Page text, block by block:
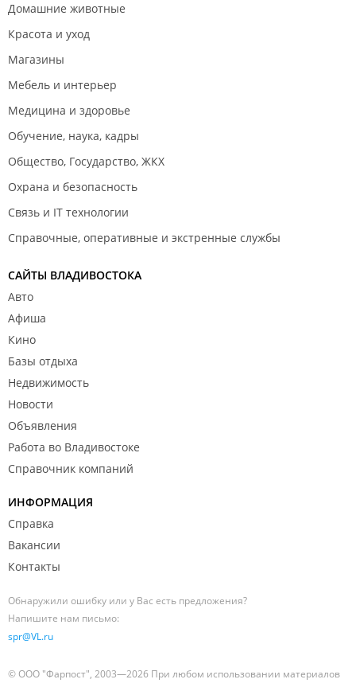
Домашние животные
Красота и уход
Магазины
Мебель и интерьер
Медицина и здоровье
Обучение, наука, кадры
Общество, Государство, ЖКХ
Охрана и безопасность
Связь и IT технологии
Справочные, оперативные и экстренные службы
САЙТЫ ВЛАДИВОСТОКА
Авто
Афиша
Кино
Базы отдыха
Недвижимость
Новости
Объявления
Работа во Владивостоке
Справочник компаний
ИНФОРМАЦИЯ
Справка
Вакансии
Контакты
Обнаружили ошибку или у Вас есть предложения?
Напишите нам письмо:
spr@VL.ru
© ООО "Фарпост", 2003—2026 При любом использовании материалов